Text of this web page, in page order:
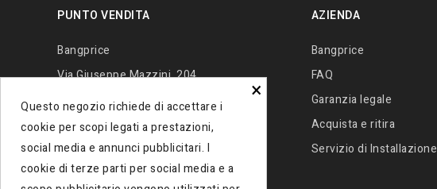
PUNTO VENDITA
Bangprice
Via Giuseppe Mazzini, 204
80027 - Frattamaggiore (Na) Italia
Contattaci+390812138034
Email: info@bangprice.it
AZIENDA
Bangprice
FAQ
Garanzia legale
Acquista e ritira
Servizio di Installazione
×
Questo negozio richiede di accettare i
cookie per scopi legati a prestazioni,
social media e annunci pubblicitari. I
cookie di terze parti per social media e a